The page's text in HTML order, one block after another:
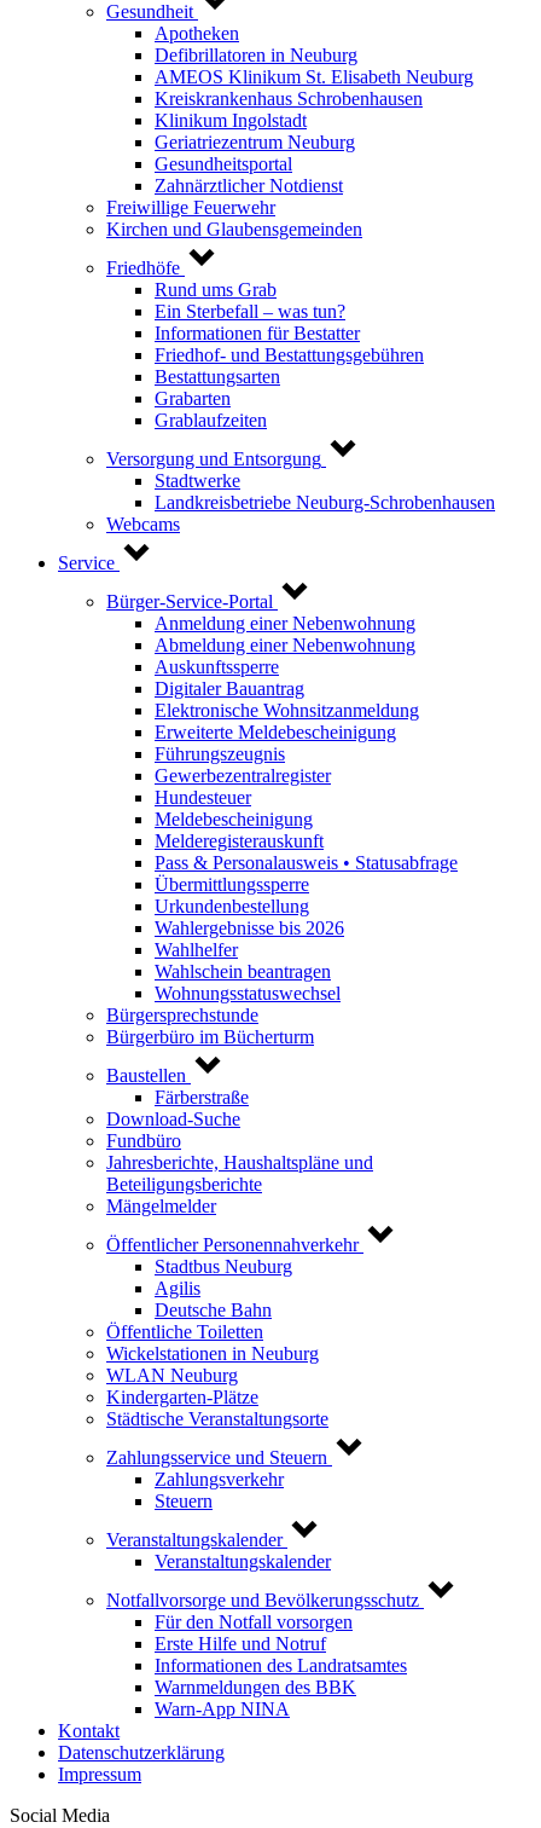
Gesundheit
Apotheken
Defibrillatoren in Neuburg
AMEOS Klinikum St. Elisabeth Neuburg
Kreiskrankenhaus Schrobenhausen
Klinikum Ingolstadt
Geriatriezentrum Neuburg
Gesundheitsportal
Zahnärztlicher Notdienst
Freiwillige Feuerwehr
Kirchen und Glaubensgemeinden
Friedhöfe
Rund ums Grab
Ein Sterbefall – was tun?
Informationen für Bestatter
Friedhof- und Bestattungsgebühren
Bestattungsarten
Grabarten
Grablaufzeiten
Versorgung und Entsorgung
Stadtwerke
Landkreisbetriebe Neuburg-Schrobenhausen
Webcams
Service
Bürger-Service-Portal
Anmeldung einer Nebenwohnung
Abmeldung einer Nebenwohnung
Auskunftssperre
Digitaler Bauantrag
Elektronische Wohnsitzanmeldung
Erweiterte Meldebescheinigung
Führungszeugnis
Gewerbezentralregister
Hundesteuer
Meldebescheinigung
Melderegisterauskunft
Pass & Personalausweis • Statusabfrage
Übermittlungssperre
Urkundenbestellung
Wahlergebnisse bis 2026
Wahlhelfer
Wahlschein beantragen
Wohnungsstatuswechsel
Bürgersprechstunde
Bürgerbüro im Bücherturm
Baustellen
Färberstraße
Download-Suche
Fundbüro
Jahresberichte, Haushaltspläne und
Beteiligungsberichte
Mängelmelder
Öffentlicher Personennahverkehr
Stadtbus Neuburg
Agilis
Deutsche Bahn
Öffentliche Toiletten
Wickelstationen in Neuburg
WLAN Neuburg
Kindergarten-Plätze
Städtische Veranstaltungsorte
Zahlungsservice und Steuern
Zahlungsverkehr
Steuern
Veranstaltungskalender
Veranstaltungskalender
Notfallvorsorge und Bevölkerungsschutz
Für den Notfall vorsorgen
Erste Hilfe und Notruf
Informationen des Landratsamtes
Warnmeldungen des BBK
Warn-App NINA
Kontakt
Datenschutzerklärung
Impressum
Social Media